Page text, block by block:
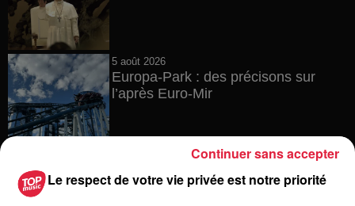
5 août 2026
Europa-Park : des précisons sur
l’après Euro-Mir
Le respect de votre vie privée est notre priorité
Continuer sans accepter